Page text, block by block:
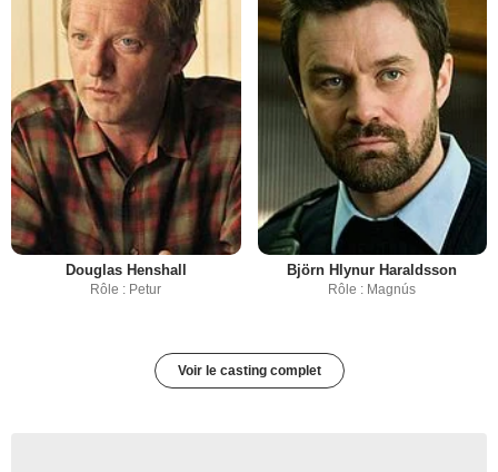
Douglas Henshall
Rôle : Petur
Björn Hlynur Haraldsson
Rôle : Magnús
Voir le casting complet